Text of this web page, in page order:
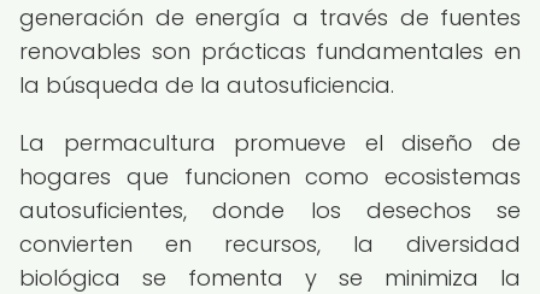
generación de energía a través de fuentes
renovables son prácticas fundamentales en
la búsqueda de la autosuficiencia.
La permacultura promueve el diseño de
hogares que funcionen como ecosistemas
autosuficientes, donde los desechos se
convierten en recursos, la diversidad
biológica se fomenta y se minimiza la